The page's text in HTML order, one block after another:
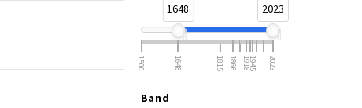
1648
2023
1500 1648 1815 1866 19181945 2023
Band